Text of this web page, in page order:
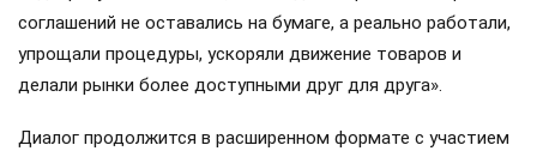
соглашений не оставались на бумаге, а реально работали,
упрощали процедуры, ускоряли движение товаров и
делали рынки более доступными друг для друга».
Диалог продолжится в расширенном формате с участием